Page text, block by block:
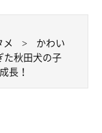
かけがえのない大切
メ
かわい
た秋田犬の子
長！